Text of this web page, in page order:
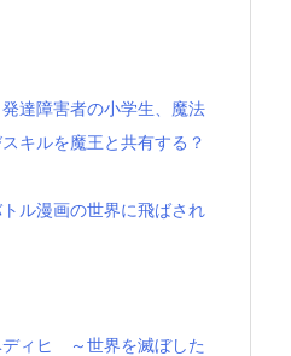
達障害者の小学生、魔法
キルを魔王と共有する？
ル漫画の世界に飛ばされ
ディヒ ～世界を滅ぼした